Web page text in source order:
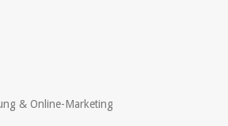
& Online-Marketing